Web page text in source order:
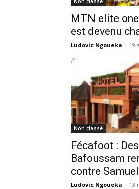
MTN elite
est devenu
Ludovic Ngoueka - 19
Non classé
Fécafoot :
Bafoussam
contre Samuel
Ludovic Ngoueka - 13